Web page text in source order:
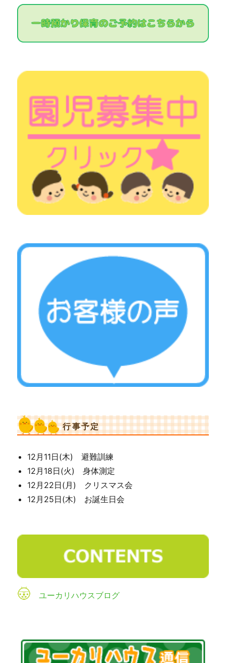
ゲ
ー
ョ
ン
行事予定
12月11日(木) 避難訓練
12月18日(火) 身体測定
12月22日(月) クリスマス会
12月25日(木) お誕生日会
ユーカリハウスブログ